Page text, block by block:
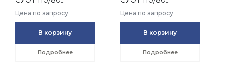
Цена по запросу
В корзину
Подробнее
Цена по запросу
В корзину
Подробнее